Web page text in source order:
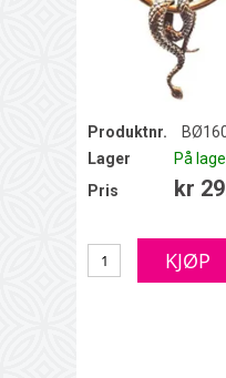
Produktnr.
Lager
På
Pris
kr